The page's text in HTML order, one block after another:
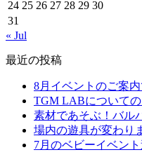
24 25 26 27 28 29 30
31
« Jul
最近の投稿
8月イベントのご案
TGM LABについて
素材であそぶ！バル
場内の遊具が変わり
7月のベビーイベン